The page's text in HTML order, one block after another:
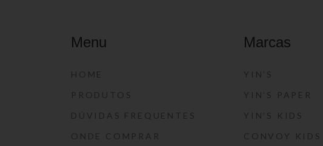
Menu
HOME
PRODUTOS
DÚVIDAS FREQUENTES
ONDE COMPRAR
Marcas
YIN’S
YIN’S PAPER
YIN’S KIDS
CONVOY KIDS